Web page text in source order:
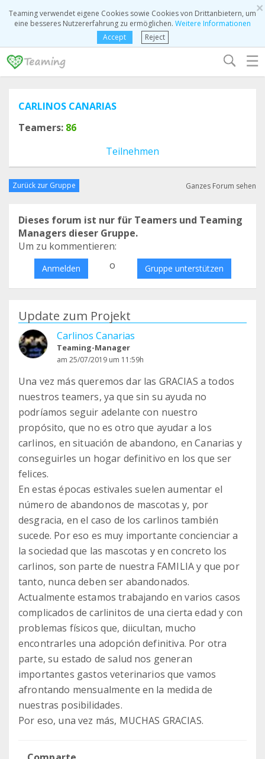
×
Teaming verwendet eigene Cookies sowie Cookies von Drittanbietern, um
eine besseres Nutzererfahrung zu ermöglichen. Weitere Informationen
Accept
Reject
☰
CARLINOS CANARIAS
Teamers: 86
Teilnehmen
Zurück zur Gruppe Ganzes Forum sehen
Dieses forum ist nur für Teamers und Teaming
Managers dieser Gruppe.
Um zu kommentieren:
Anmelden o Gruppe unterstützen
Update zum Projekt
Carlinos Canarias
Teaming-Manager
am 25/07/2019 um 11:59h
Una vez más queremos dar las GRACIAS a todos
nuestros teamers, ya que sin su ayuda no
podríamos seguir adelante con nuestro
propósito, que no es otro que ayudar a los
carlinos, en situación de abandono, en Canarias y
conseguirles un hogar definitivo en los que ser
felices.
En estas épocas estivales suelen aumentar el
número de abandonos de mascotas y, por
desgracia, en el caso de los carlinos también
sucede. Por eso es muy importante concienciar a
la sociedad que las mascotas y en concreto los
carlinos, son parte de nuestra FAMILIA y que por
tanto, nunca deben ser abandonados.
Actualmente estamos trabajando en varios casos
complicados de carlinitos de una cierta edad y con
problemas físicos que, diicultan, mucho
encontrarles una adopción definitiva. Por otra
parte, su estado de salud nos generan
importantes gastos veterinarios que vamos
afrontando mensualmente en la medida de
nuestras posibilidades.
Por eso, una vez más, MUCHAS GRACIAS.